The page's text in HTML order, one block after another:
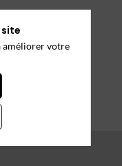
améliorer votre